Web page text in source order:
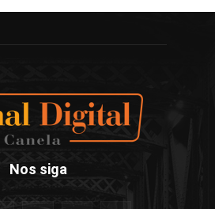
Nos siga